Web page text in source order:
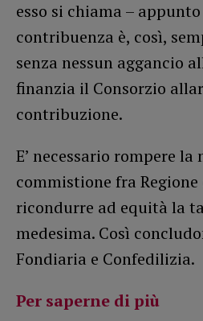
esso si chiama –
contribuenza è, così,
senza nessun aggancio
finanzia il Consorzio
contribuzione.
E’ necessario rompere
commistione fra Regione
ricondurre ad equità la
medesima. Così
Fondiaria e Confedilizia.
Per saperne di più